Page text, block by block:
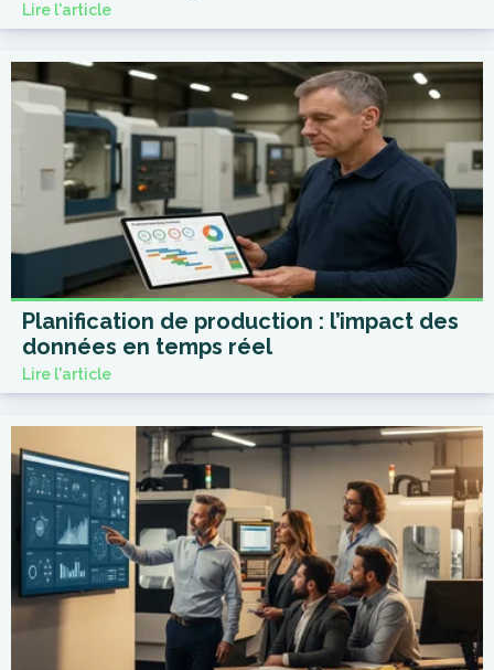
Lire l'article
Planification de production : l’impact des
données en temps réel
Lire l'article